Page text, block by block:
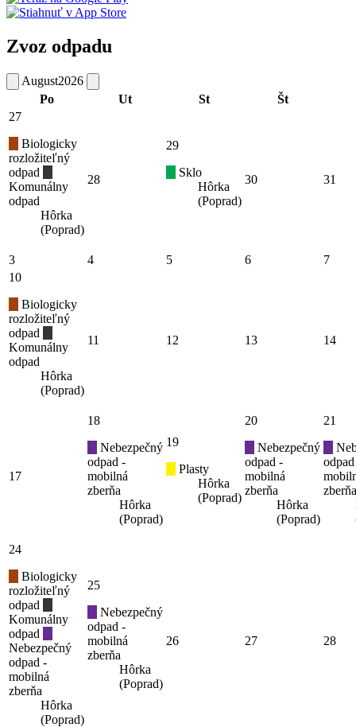
Zvoz odpadu
August2026
Po
Ut St Št
27
Biologicky
rozložiteľný
odpad
Komunálny
odpad
Hôrka
(Poprad)
28
29
Sklo
Hôrka
(Poprad)
30 31
3 4 5 6
7
10
Biologicky
rozložiteľný
odpad
Komunálny
odpad
Hôrka
(Poprad)
11 12 13 14
17
18
Nebezpečný
odpad -
mobilná
zberňa
Hôrka
(Poprad)
19
Plasty
Hôrka
(Poprad)
20
Nebezpečný
odpad -
mobilná
zberňa
Hôrka
(Poprad)
21
zberňa
24
Biologicky
rozložiteľný
odpad
Komunálny
odpad
Nebezpečný
odpad -
mobilná
zberňa
Hôrka
(Poprad)
25
Nebezpečný
odpad -
mobilná
zberňa
Hôrka
(Poprad)
26 27 28